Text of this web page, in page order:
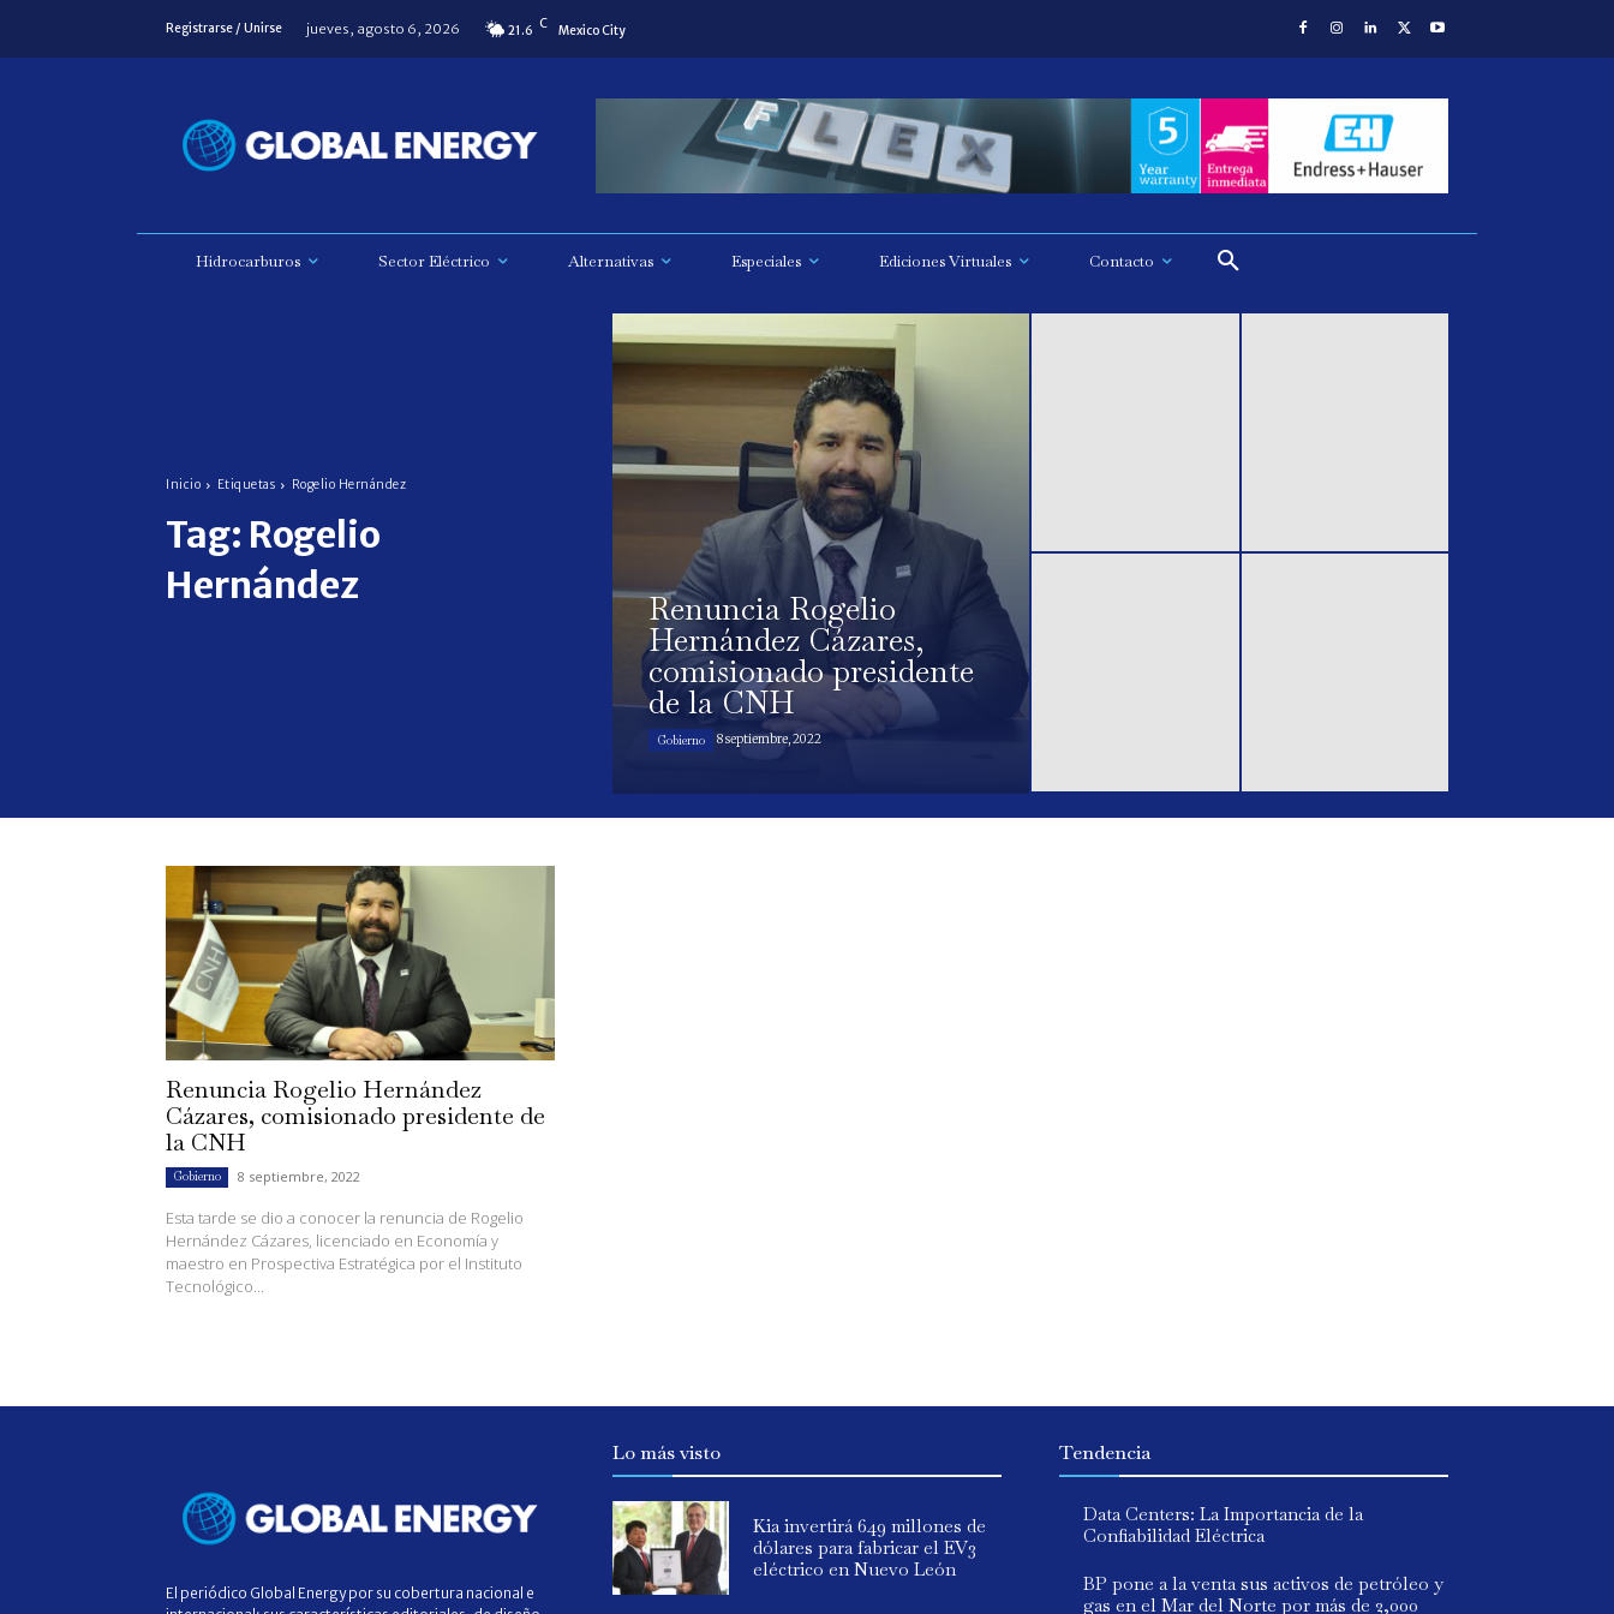
Registrarse / Unirse jueves, agosto 6, 2026 21.6 C Mexico City
Hidrocarburos Sector Eléctrico Alternativas Especiales Ediciones Virtuales Contacto
Inicio Etiquetas Rogelio Hernández
Tag: Rogelio
Hernández
Renuncia Rogelio
Hernández Cázares,
comisionado presidente
de la CNH
Gobierno 8 septiembre, 2022
Renuncia Rogelio Hernández
Cázares, comisionado presidente de
la CNH
Gobierno 8 septiembre, 2022
Esta tarde se dio a conocer la renuncia de Rogelio
Hernández Cázares, licenciado en Economía y
maestro en Prospectiva Estratégica por el Instituto
Tecnológico...
El periódico Global Energy por su cobertura nacional e
Lo más visto
Kia invertirá 649 millones de
dólares para fabricar el EV3
eléctrico en Nuevo León
Tendencia
Data Centers: La Importancia de la
Confiabilidad Eléctrica
BP pone a la venta sus activos de petróleo y
gas en el Mar del Norte por más de 2,000